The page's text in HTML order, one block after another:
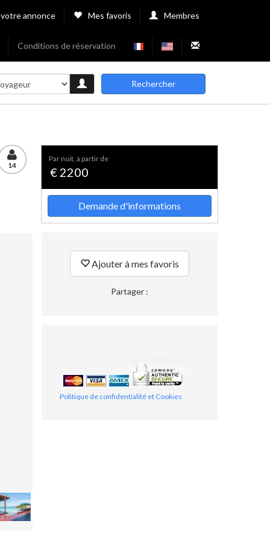
annonce Mes favoris Membres
Conditions de réservation
Rechercher
14
par nuit, à partir de
€ 2200
Demande d'informations
Ajouter à mes favoris
Partager :
Politique de confidentialité et Cookies